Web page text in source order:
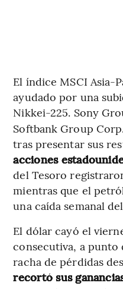
El índice MSCI Asia-
ayudado por una
Nikkei-225. Sony
Softbank Group
tras presentar sus
acciones
del Tesoro
mientras que el
una caída semanal
El dólar cayó el
consecutiva, a punto
racha de pérdidas
recortó sus